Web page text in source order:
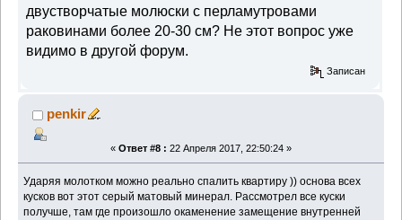
двустворчатые молюски с перламутровами
раковинами более 20-30 см? Не этот вопрос уже
видимо в другой форум.
Записан
penkir
« Ответ #8 : 22 Апреля 2017, 22:50:24 »
Ударяя молотком можно реально спалить квартиру )) основа всех
кусков вот этот серый матовый минерал. Рассмотрел все куски
получше, там где произошло окаменение замещение внутренней